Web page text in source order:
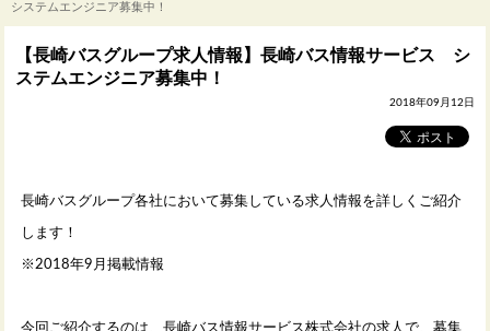
システムエンジニア募集中！
【長崎バスグループ求人情報】長崎バス情報サービス シ
ステムエンジニア募集中！
2018年09月12日
長崎バスグループ各社において募集している求人情報を詳しくご紹介
します！
※2018年9 月掲載情報
今回ご紹介するのは、長崎バス情報サービス株式会社の求人で、募集